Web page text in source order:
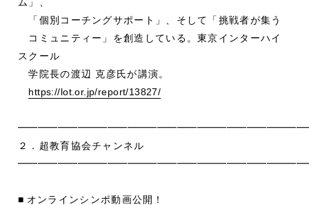
「個別コーチングサポート」、そして「挑戦者が集う
コミュニティー」を創造している。東京インターハイ
スクール
学院長の渡辺 克彦氏が講演。
https://lot.or.jp/report/13827/
２．超教育協会チャンネル
■ オンラインシンポ動画公開！